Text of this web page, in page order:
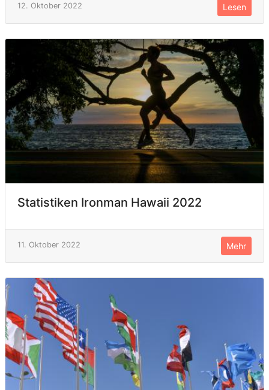
12. Oktober 2022 Lesen
Statistiken Ironman Hawaii 2022
11. Oktober 2022 Mehr